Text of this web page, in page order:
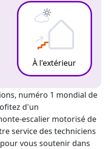
À l'extérieur
numéro 1 mondial de
d'un
escalier motorisé de
service des techniciens
vous soutenir dans